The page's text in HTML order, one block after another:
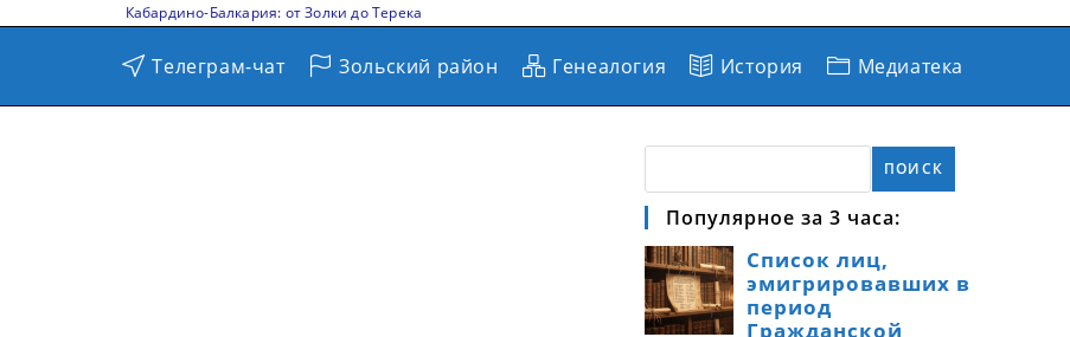
Кабардино-Балкария: от Золки до Терека
Телеграм-чат Зольский район Генеалогия История Медиатека
ПОИСК
Популярное за 3 часа: